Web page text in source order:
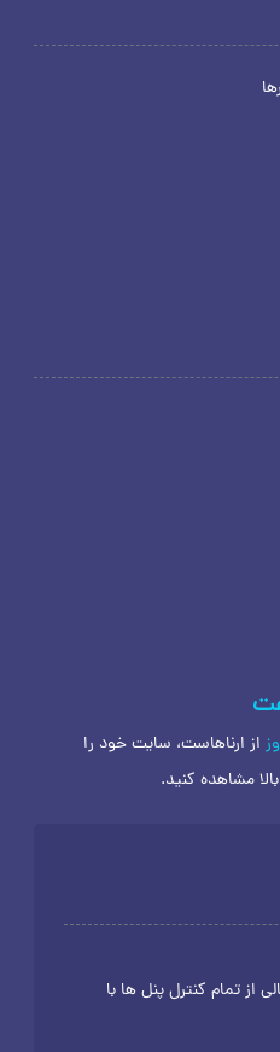
از ارناهاست، سایت خود را
مشاهده کنید.
از تمام کنترل پنل ها با